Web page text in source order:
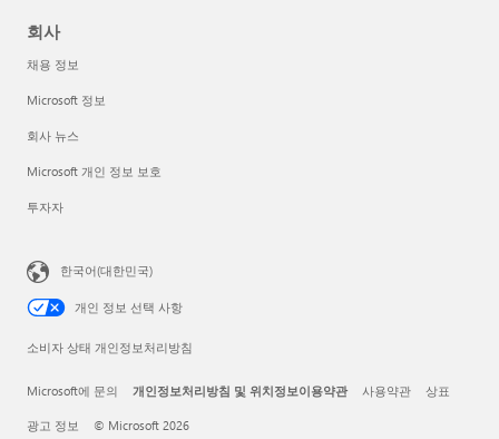
회사
채용 정보
Microsoft 정보
회사 뉴스
Microsoft 개인 정보 보호
투자자
한국어(대한민국)
개인 정보 선택 사항
소비자 상태 개인정보처리방침
Microsoft에 문의 개인정보처리방침 및 위치정보이용약관 사용약관 상표
광고 정보 © Microsoft 2026